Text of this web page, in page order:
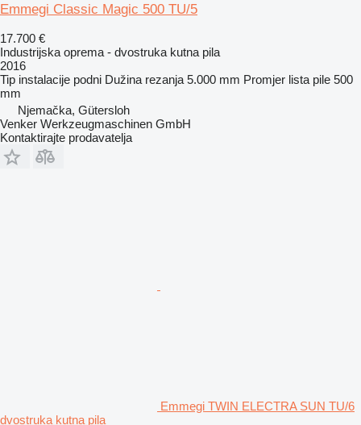
Emmegi Classic Magic 500 TU/5
17.700 €
Industrijska oprema - dvostruka kutna pila
2016
Tip instalacije podni Dužina rezanja 5.000 mm Promjer lista pile 500
mm
Njemačka, Gütersloh
Venker Werkzeugmaschinen GmbH
Kontaktirajte prodavatelja
Emmegi TWIN ELECTRA SUN TU/6
dvostruka kutna pila